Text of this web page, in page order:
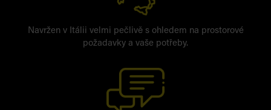
Navržen v Itálii velmi pečlivě s ohledem na prostorové
požadavky a vaše potřeby.